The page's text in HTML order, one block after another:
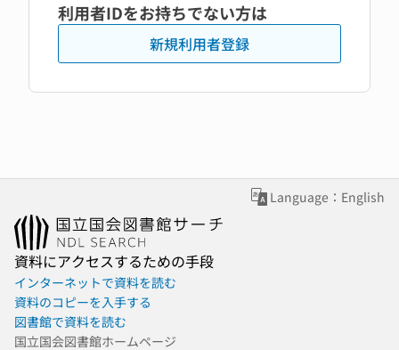
利用者IDをお持ちでない方は
新規利用者登録
Language：English
資料にアクセスするための手段
インターネットで資料を読む
資料のコピーを入手する
図書館で資料を読む
国立国会図書館ホームページ